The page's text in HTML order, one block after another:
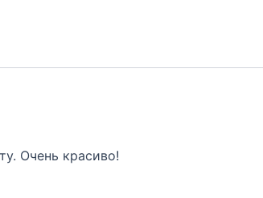
Очень красиво!